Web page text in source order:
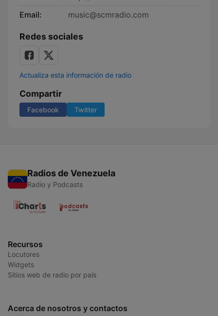
Email:
music@scmradio.com
Redes sociales
Actualiza esta información de radio
Compartir
Facebook Twitter
Radios de Venezuela
Radio y Podcasts
Recursos
Locutores
Widgets
Sitios web de radio por país
Acerca de nosotros y contactos